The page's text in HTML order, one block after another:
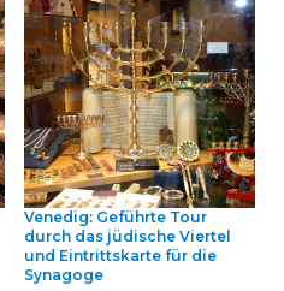
Venedig: Geführte Tour
durch das jüdische Viertel
und Eintrittskarte für die
Synagoge